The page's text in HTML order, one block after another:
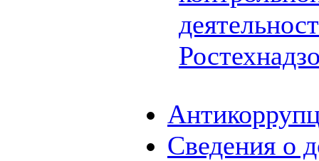
Сведения о